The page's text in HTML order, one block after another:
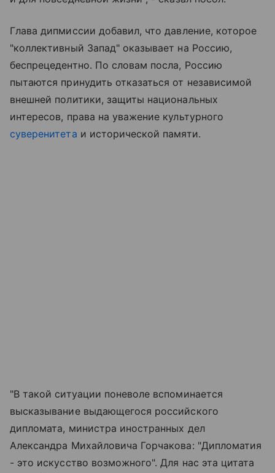
Глава дипмиссии добавил, что давление, которое
"коллективный Запад" оказывает на Россию,
беспрецедентно. По словам посла, Россию
пытаются принудить отказаться от независимой
внешней политики, защиты национальных
интересов, права на уважение культурного
суверенитета и исторической памяти.
"В такой ситуации поневоле вспоминается
высказывание выдающегося российского
дипломата, министра иностранных дел
Александра Михайловича Горчакова: "Дипломатия
- это искусство возможного". Для нас эта цитата